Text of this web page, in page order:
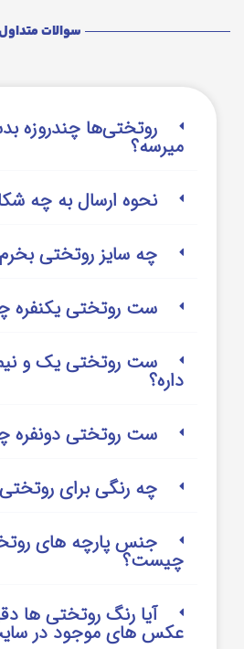
سوالات
روتختی‌‌ها چندروزه
میرسه؟
نحوه ارسال به چه
چه سایز روتختی
ست روتختی یکنفره
ست روتختی یک و نیم
داره؟
ست روتختی دونفره
چه رنگی برای
جنس پارچه های
چیست؟
آیا رنگ روتختی ها
عکس های موجود در